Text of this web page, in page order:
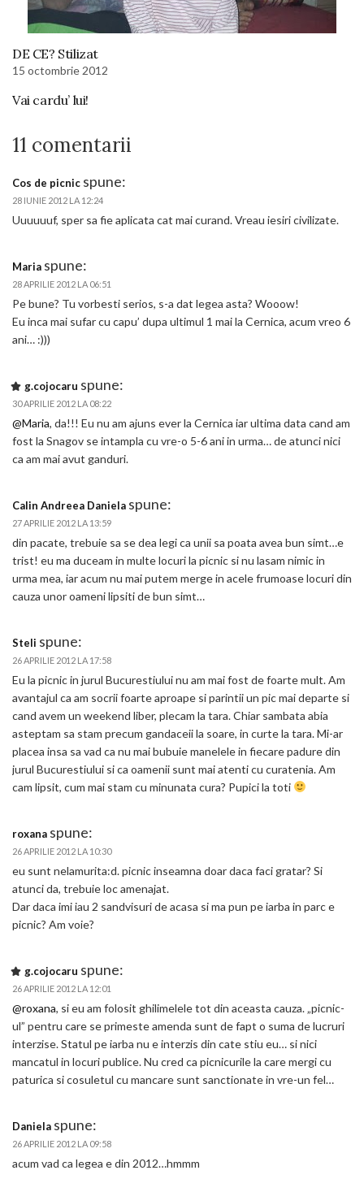
DE CE? Stilizat
15 octombrie 2012
Vai cardu’ lui!
11 comentarii
Cos de picnic spune:
28 IUNIE 2012 LA 12:24
Uuuuuuf, sper sa fie aplicata cat mai curand. Vreau iesiri civilizate.
Maria spune:
28 APRILIE 2012 LA 06:51
Pe bune? Tu vorbesti serios, s-a dat legea asta? Wooow!
Eu inca mai sufar cu capu’ dupa ultimul 1 mai la Cernica, acum vreo 6
ani… :)))
g.cojocaru spune:
30 APRILIE 2012 LA 08:22
@Maria, da!!! Eu nu am ajuns ever la Cernica iar ultima data cand am
fost la Snagov se intampla cu vre-o 5-6 ani in urma… de atunci nici
ca am mai avut ganduri.
Calin Andreea Daniela spune:
27 APRILIE 2012 LA 13:59
din pacate, trebuie sa se dea legi ca unii sa poata avea bun simt…e
trist! eu ma duceam in multe locuri la picnic si nu lasam nimic in
urma mea, iar acum nu mai putem merge in acele frumoase locuri din
cauza unor oameni lipsiti de bun simt…
Steli spune:
26 APRILIE 2012 LA 17:58
Eu la picnic in jurul Bucurestiului nu am mai fost de foarte mult. Am
avantajul ca am socrii foarte aproape si parintii un pic mai departe si
cand avem un weekend liber, plecam la tara. Chiar sambata abia
asteptam sa stam precum gandaceii la soare, in curte la tara. Mi-ar
placea insa sa vad ca nu mai bubuie manelele in fiecare padure din
jurul Bucurestiului si ca oamenii sunt mai atenti cu curatenia. Am
cam lipsit, cum mai stam cu minunata cura? Pupici la toti
roxana spune:
26 APRILIE 2012 LA 10:30
eu sunt nelamurita:d. picnic inseamna doar daca faci gratar? Si
atunci da, trebuie loc amenajat.
Dar daca imi iau 2 sandvisuri de acasa si ma pun pe iarba in parc e
picnic? Am voie?
g.cojocaru spune:
26 APRILIE 2012 LA 12:01
@roxana, si eu am folosit ghilimelele tot din aceasta cauza. „picnic-
ul” pentru care se primeste amenda sunt de fapt o suma de lucruri
interzise. Statul pe iarba nu e interzis din cate stiu eu… si nici
mancatul in locuri publice. Nu cred ca picnicurile la care mergi cu
paturica si cosuletul cu mancare sunt sanctionate in vre-un fel…
Daniela spune:
26 APRILIE 2012 LA 09:58
acum vad ca legea e din 2012…hmmm